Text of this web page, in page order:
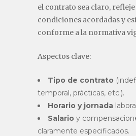
el contrato sea claro, refleje
condiciones acordadas y
conforme a la normativa
Aspectos clave:
Tipo de contrato
temporal, prácticas, etc.).
Horario y jornada
Salario y
claramente especificados.